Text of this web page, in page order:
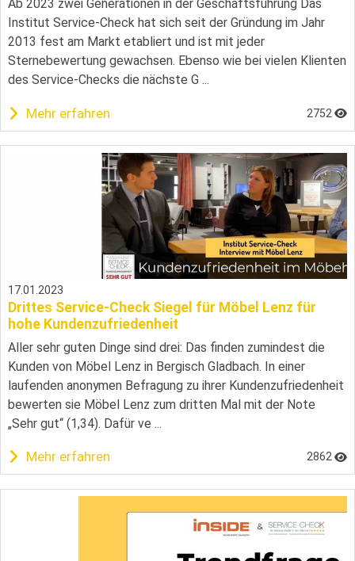
Ab 2023 zwei Generationen in der Geschäftsführung Das
Institut Service-Check hat sich seit der Gründung im Jahr
2013 fest am Markt etabliert und ist mit jeder
Sternebewertung gewachsen. Ebenso wie bei vielen Klienten
des Service-Checks die nächste G ...
Mehr erfahren 2752
17.01.2023
Drittes Service-Check Siegel für Möbel Lenz für
hohe Kundenzufriedenheit
Aller sehr guten Dinge sind drei: Das finden zumindest die
Kunden von Möbel Lenz in Bergisch Gladbach. In einer
laufenden anonymen Befragung zu ihrer Kundenzufriedenheit
bewerten sie Möbel Lenz zum dritten Mal mit der Note
„Sehr gut“ (1,34). Dafür ve ...
Mehr erfahren 2862